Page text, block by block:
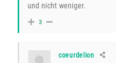
und nicht weniger.
3
coeurdelion